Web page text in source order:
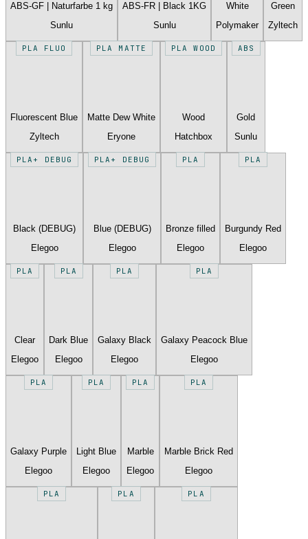
ABS-GF | Naturfarbe 1 kg
Sunlu
ABS-FR | Black 1KG
Sunlu
White
Polymaker
Green
Zyltech
PLA FLUO
Fluorescent Blue
Zyltech
PLA MATTE
Matte Dew White
Eryone
PLA WOOD
Wood
Hatchbox
ABS
Gold
Sunlu
PLA+ DEBUG
Black (DEBUG)
Elegoo
PLA+ DEBUG
Blue (DEBUG)
Elegoo
PLA
Bronze filled
Elegoo
PLA
Burgundy Red
Elegoo
PLA
Clear
Elegoo
PLA
Dark Blue
Elegoo
PLA
Galaxy Black
Elegoo
PLA
Galaxy Peacock Blue
Elegoo
PLA
Galaxy Purple
Elegoo
PLA
Light Blue
Elegoo
PLA
Marble
Elegoo
PLA
Marble Brick Red
Elegoo
PLA PLA PLA